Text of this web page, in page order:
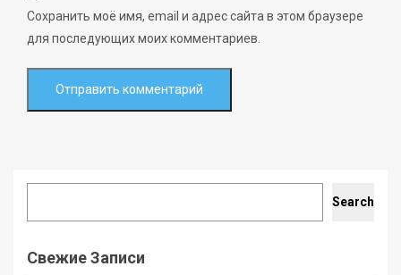
Сохранить моё имя, email и адрес сайта в этом браузере
для последующих моих комментариев.
Search
Свежие Записи